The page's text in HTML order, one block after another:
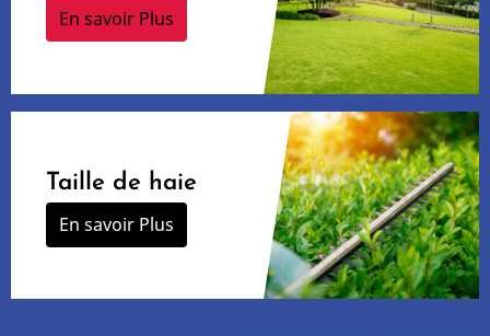
En savoir Plus
Taille de haie
En savoir Plus